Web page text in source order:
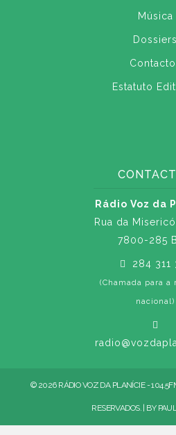
Música
Dossiers
Estatuto
Rádio Voz da
Rua da
7800-285
284 311
(Chamada para a
nacional)
© 2026 RÁDIO VOZ DA PLANÍCIE -
RESERVADOS. | BY